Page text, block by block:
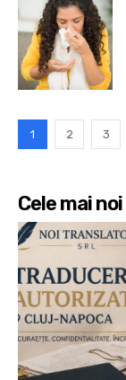
1 2 3
Cele mai noi